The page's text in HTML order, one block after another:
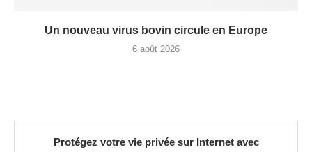
Un nouveau virus bovin circule en Europe
6 août 2026
Protégez votre vie privée sur Internet avec